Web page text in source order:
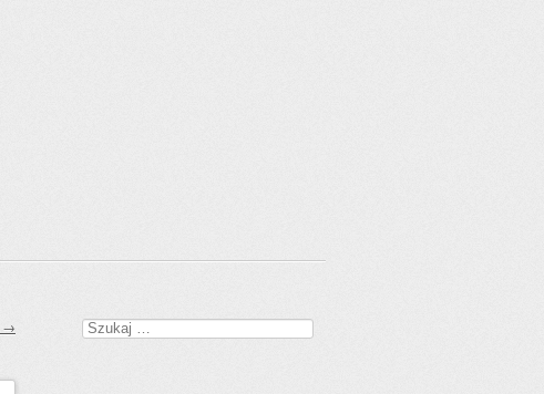
→ Szukaj: